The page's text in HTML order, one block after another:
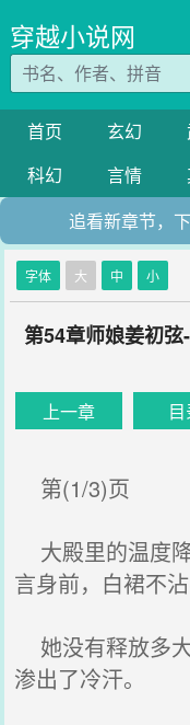
穿越小说网
首页 玄幻
科幻
言情
追看新章节，
字体 大 中 小
第54章师娘姜初
上一章
第(1/3)页
大殿里的温度
言身前，白裙不沾
她没有释放多
渗出了冷汗。